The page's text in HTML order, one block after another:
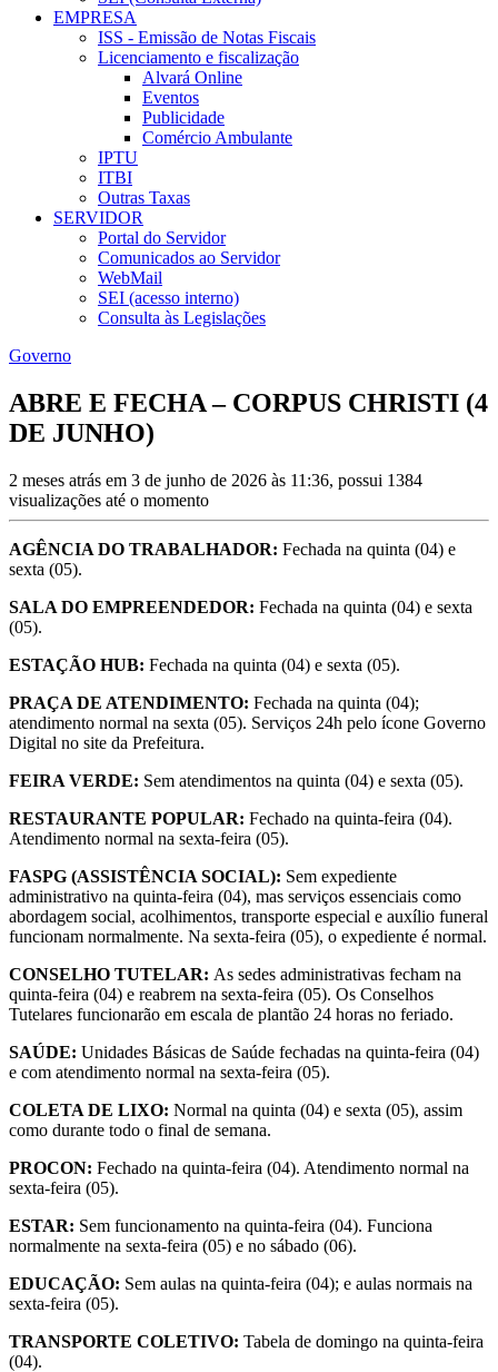
EMPRESA
ISS - Emissão de Notas Fiscais
Licenciamento e fiscalização
Alvará Online
Eventos
Publicidade
Comércio Ambulante
IPTU
ITBI
Outras Taxas
SERVIDOR
Portal do Servidor
Comunicados ao Servidor
WebMail
SEI (acesso interno)
Consulta às Legislações
Governo
ABRE E FECHA – CORPUS CHRISTI (4
DE JUNHO)
2 meses atrás em 3 de junho de 2026 às 11:36, possui 1384
visualizações até o momento
AGÊNCIA DO TRABALHADOR: Fechada na quinta (04) e
sexta (05).
SALA DO EMPREENDEDOR: Fechada na quinta (04) e sexta
(05).
ESTAÇÃO HUB: Fechada na quinta (04) e sexta (05).
PRAÇA DE ATENDIMENTO: Fechada na quinta (04);
atendimento normal na sexta (05). Serviços 24h pelo ícone Governo
Digital no site da Prefeitura.
FEIRA VERDE: Sem atendimentos na quinta (04) e sexta (05).
RESTAURANTE POPULAR: Fechado na quinta-feira (04).
Atendimento normal na sexta-feira (05).
FASPG (ASSISTÊNCIA SOCIAL): Sem expediente
administrativo na quinta-feira (04), mas serviços essenciais como
abordagem social, acolhimentos, transporte especial e auxílio funeral
funcionam normalmente. Na sexta-feira (05), o expediente é normal.
CONSELHO TUTELAR: As sedes administrativas fecham na
quinta-feira (04) e reabrem na sexta-feira (05). Os Conselhos
Tutelares funcionarão em escala de plantão 24 horas no feriado.
SAÚDE: Unidades Básicas de Saúde fechadas na quinta-feira (04)
e com atendimento normal na sexta-feira (05).
COLETA DE LIXO: Normal na quinta (04) e sexta (05), assim
como durante todo o final de semana.
PROCON: Fechado na quinta-feira (04). Atendimento normal na
sexta-feira (05).
ESTAR: Sem funcionamento na quinta-feira (04). Funciona
normalmente na sexta-feira (05) e no sábado (06).
EDUCAÇÃO: Sem aulas na quinta-feira (04); e aulas normais na
sexta-feira (05).
TRANSPORTE COLETIVO: Tabela de domingo na quinta-feira
(04).